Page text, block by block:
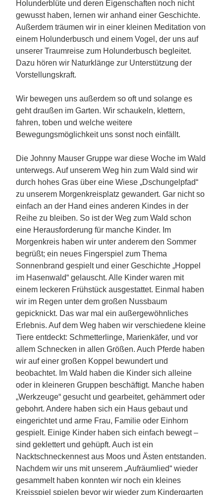
Holunderblüte und deren Eigenschaften noch nicht
gewusst haben, lernen wir anhand einer Geschichte.
Außerdem träumen wir in einer kleinen Meditation von
einem Holunderbusch und einem Vogel, der uns auf
unserer Traumreise zum Holunderbusch begleitet.
Dazu hören wir Naturklänge zur Unterstützung der
Vorstellungskraft.
Wir bewegen uns außerdem so oft und solange es
geht draußen im Garten. Wir schaukeln, klettern,
fahren, toben und welche weitere
Bewegungsmöglichkeit uns sonst noch einfällt.
Die Johnny Mauser Gruppe war diese Woche im Wald
unterwegs. Auf unserem Weg hin zum Wald sind wir
durch hohes Gras über eine Wiese „Dschungelpfad“
zu unserem Morgenkreisplatz gewandert. Gar nicht so
einfach an der Hand eines anderen Kindes in der
Reihe zu bleiben. So ist der Weg zum Wald schon
eine Herausforderung für manche Kinder. Im
Morgenkreis haben wir unter anderem den Sommer
begrüßt; ein neues Fingerspiel zum Thema
Sonnenbrand gespielt und einer Geschichte „Hoppel
im Hasenwald“ gelauscht. Alle Kinder waren mit
einem leckeren Frühstück ausgestattet. Einmal haben
wir im Regen unter dem großen Nussbaum
gepicknickt. Das war mal ein außergewöhnliches
Erlebnis. Auf dem Weg haben wir verschiedene kleine
Tiere entdeckt: Schmetterlinge, Marienkäfer, und vor
allem Schnecken in allen Größen. Auch Pferde haben
wir auf einer großen Koppel bewundert und
beobachtet. Im Wald haben die Kinder sich alleine
oder in kleineren Gruppen beschäftigt. Manche haben
„Werkzeuge“ gesucht und gearbeitet, gehämmert oder
gebohrt. Andere haben sich ein Haus gebaut und
eingerichtet und arme Frau, Familie oder Einhorn
gespielt. Einige Kinder haben sich einfach bewegt –
sind geklettert und gehüpft. Auch ist ein
Nacktschneckennest aus Moos und Ästen entstanden.
Nachdem wir uns mit unserem „Aufräumlied“ wieder
gesammelt haben konnten wir noch ein kleines
Kreisspiel spielen bevor wir wieder zum Kindergarten